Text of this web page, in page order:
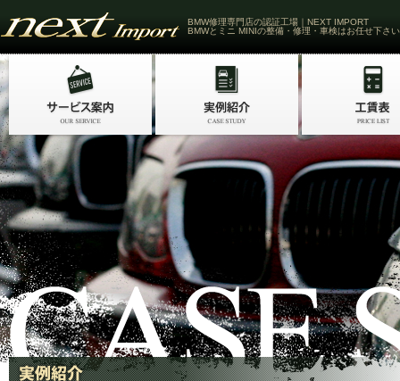
BMW修理専門店の認証工場｜NEXT IMPORT
BMWとミニ MINIの整備・修理・車検はお任せ下さい